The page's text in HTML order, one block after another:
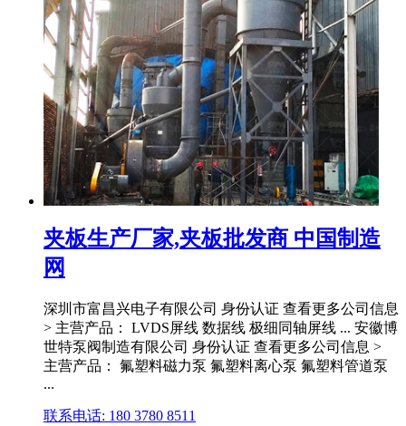
夹板生产厂家,夹板批发商 中国制造
网
深圳市富昌兴电子有限公司 身份认证 查看更多公司信息
> 主营产品： LVDS屏线 数据线 极细同轴屏线 ... 安徽博
世特泵阀制造有限公司 身份认证 查看更多公司信息 >
主营产品： 氟塑料磁力泵 氟塑料离心泵 氟塑料管道泵
...
联系电话: 180 3780 8511